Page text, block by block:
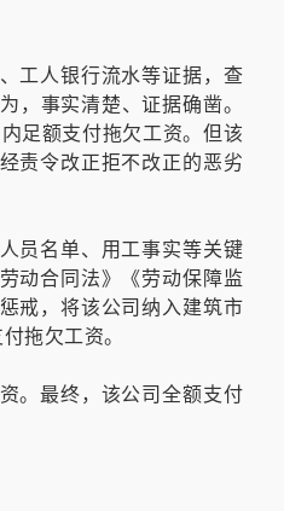
工人银行流水等证据，查
，事实清楚、证据确凿。
足额支付拖欠工资。但该
责令改正拒不改正的恶劣
员名单、用工事实等关键
动合同法》《劳动保障监
戒，将该公司纳入建筑市
拖欠工资。
。最终，该公司全额支付